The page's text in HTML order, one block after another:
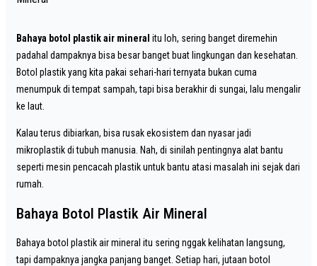
Bahaya botol plastik air mineral itu loh, sering banget diremehin
padahal dampaknya bisa besar banget buat lingkungan dan kesehatan.
Botol plastik yang kita pakai sehari-hari ternyata bukan cuma
menumpuk di tempat sampah, tapi bisa berakhir di sungai, lalu mengalir
ke laut.
Kalau terus dibiarkan, bisa rusak ekosistem dan nyasar jadi
mikroplastik di tubuh manusia. Nah, di sinilah pentingnya alat bantu
seperti mesin pencacah plastik untuk bantu atasi masalah ini sejak dari
rumah.
Bahaya Botol Plastik Air Mineral
Bahaya botol plastik air mineral itu sering nggak kelihatan langsung,
tapi dampaknya jangka panjang banget. Setiap hari, jutaan botol